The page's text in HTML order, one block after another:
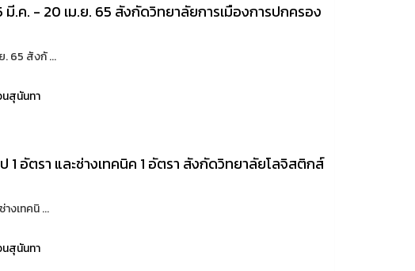
.ค. - 20 เม.ย. 65 สังกัดวิทยาลัยการเมืองการปกครอง
65 สังกั ...
สุนันทา
1 อัตรา และช่างเทคนิค 1 อัตรา สังกัดวิทยาลัยโลจิสติกส์
งเทคนิ ...
สุนันทา